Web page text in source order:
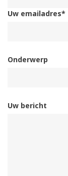
Uw emailadres*
Onderwerp
Uw bericht